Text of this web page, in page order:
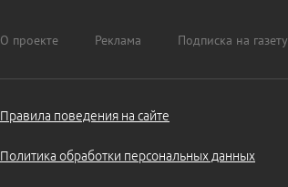
О проекте Реклама Подписка на газету
Правила поведения на сайте
Политика обработки персональных данных